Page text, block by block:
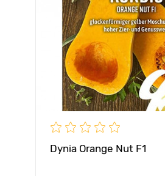
Dynia Orange Nut F1